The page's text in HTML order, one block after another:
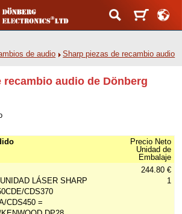
de audio Sharp piezas de recambio audio
recambio audio de Dönberg
Precio Neto
Unidad de
Embalaje
LÁSER SHARP
CDS370
CDS450 =
244.80 €
1